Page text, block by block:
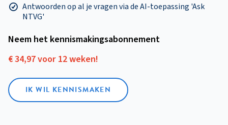
Antwoorden op al je vragen via de AI-toepassing 'Ask
NTVG'
Neem het kennismakings­abonnement
€ 34,97 voor 12 weken!
IK WIL KENNISMAKEN